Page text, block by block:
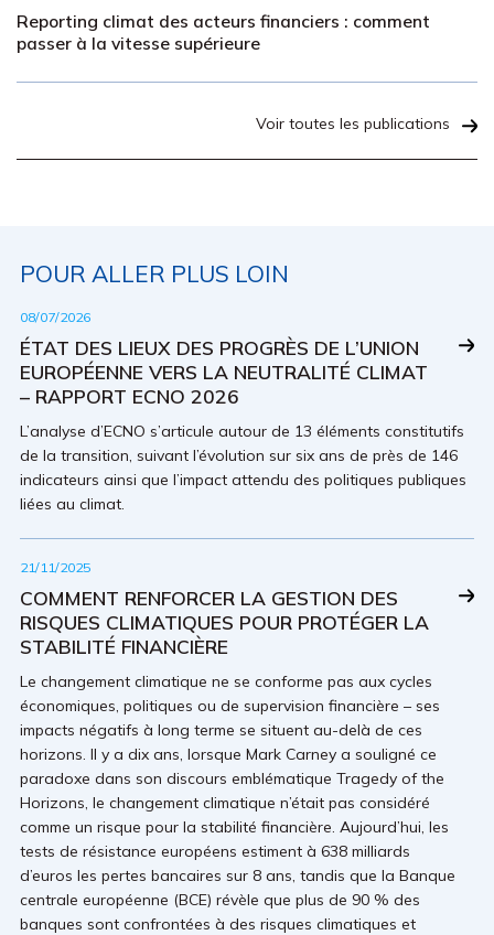
Reporting climat des acteurs financiers : comment
passer à la vitesse supérieure
Voir toutes les publications
POUR ALLER PLUS LOIN
08/07/2026
ÉTAT DES LIEUX DES PROGRÈS DE L’UNION
EUROPÉENNE VERS LA NEUTRALITÉ CLIMAT
– RAPPORT ECNO 2026
L’analyse d’ECNO s’articule autour de 13 éléments constitutifs
de la transition, suivant l’évolution sur six ans de près de 146
indicateurs ainsi que l’impact attendu des politiques publiques
liées au climat.
21/11/2025
COMMENT RENFORCER LA GESTION DES
RISQUES CLIMATIQUES POUR PROTÉGER LA
STABILITÉ FINANCIÈRE
Le changement climatique ne se conforme pas aux cycles
économiques, politiques ou de supervision financière – ses
impacts négatifs à long terme se situent au-delà de ces
horizons. Il y a dix ans, lorsque Mark Carney a souligné ce
paradoxe dans son discours emblématique Tragedy of the
Horizons, le changement climatique n’était pas considéré
comme un risque pour la stabilité financière. Aujourd’hui, les
tests de résistance européens estiment à 638 milliards
d’euros les pertes bancaires sur 8 ans, tandis que la Banque
centrale européenne (BCE) révèle que plus de 90 % des
banques sont confrontées à des risques climatiques et